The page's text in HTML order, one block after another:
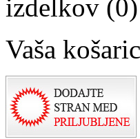
izdelkov (0)
Vaša